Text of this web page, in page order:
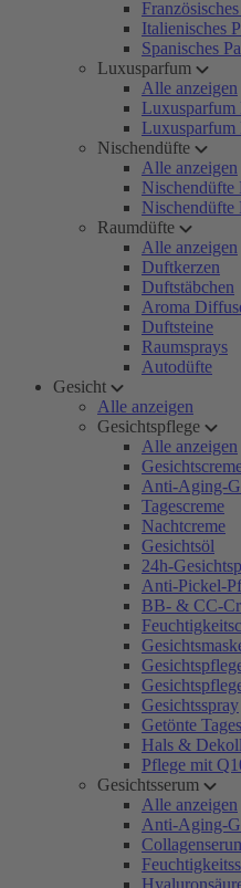
Italienisches
Spanisches
Luxusparfum
Alle anzeigen
Luxusparfum
Luxusparfum
Nischendüfte
Alle anzeigen
Nischendüfte
Nischendüfte
Raumdüfte
Alle anzeigen
Duftkerzen
Duftstäbchen
Aroma
Duftsteine
Raumsprays
Autodüfte
Gesicht
Alle anzeigen
Gesichtspflege
Alle anzeigen
Anti-Aging-
Tagescreme
Nachtcreme
Gesichtsöl
24h-
Anti-Pickel-
BB- & CC-
Gesichtsspray
Getönte
Hals &
Pflege mit
Gesichtsserum
Alle anzeigen
Anti-Aging-